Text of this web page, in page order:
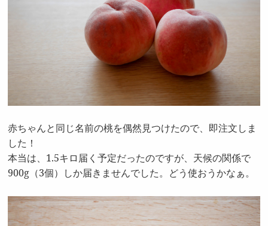
赤ちゃんと同じ名前の桃を偶然見つけたので、即注文しま
した！
本当は、1.5キロ届く予定だったのですが、天候の関係で
900g（3個）しか届きませんでした。どう使おうかなぁ。